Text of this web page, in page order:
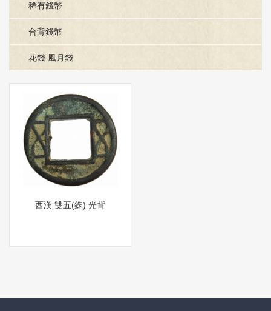
稀有錢幣
合背錢幣
花錢 風月錢
西漢 雙五(銖) 光背